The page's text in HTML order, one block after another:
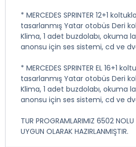
* MERCEDES SPRINTER 12+1
tasarlanmış Yatar otobüs Deri
Klima, 1 adet buzdolabı, okuma
anonsu için ses sistemi, cd ve
* MERCEDES SPRINTER EL 16+1
tasarlanmış Yatar otobüs Deri
Klima, 1 adet buzdolabı, okuma
anonsu için ses sistemi, cd ve
TUR PROGRAMLARIMIZ 6502
UYGUN OLARAK HAZIRLANMIŞTIR.